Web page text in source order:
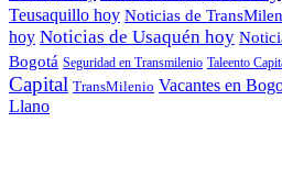
Teusaquillo hoy Noticias de
hoy Noticias de Usaquén hoy
Bogotá Seguridad en Transmilenio Taleento
Capital TransMilenio Vacantes en
Llano